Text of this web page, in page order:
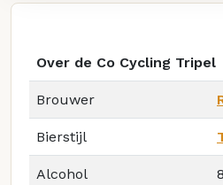
Over de Co Cycling Tripel
Brouwer
Bierstijl
Alcohol